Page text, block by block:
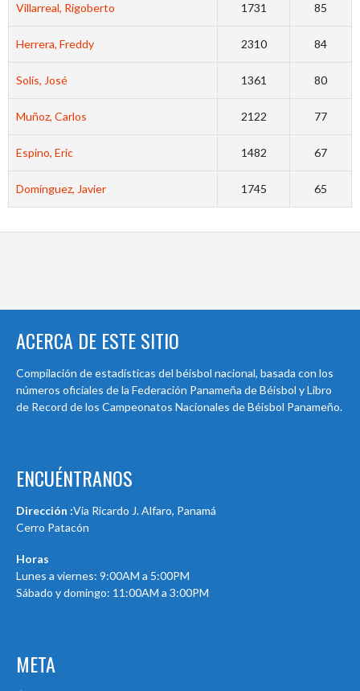
Villarreal, Rigoberto 1731 85
Herrera, Freddy 2310 84
Solís, José 1361 80
Muñoz, Carlos 2122 77
Espino, Eric 1482 67
Domínguez, Javier 1745 65
ACERCA DE ESTE SITIO
Compilación de estadísticas del béisbol nacional, basada con los
números oficiales de la Federación Panameña de Béisbol y Libro
de Record de los Campeonatos Nacionales de Béisbol Panameño.
ENCUÉNTRANOS
Dirección :Via Ricardo J. Alfaro, Panamá
Cerro Patacón
Horas
Lunes a viernes: 9:00AM a 5:00PM
Sábado y domingo: 11:00AM a 3:00PM
META